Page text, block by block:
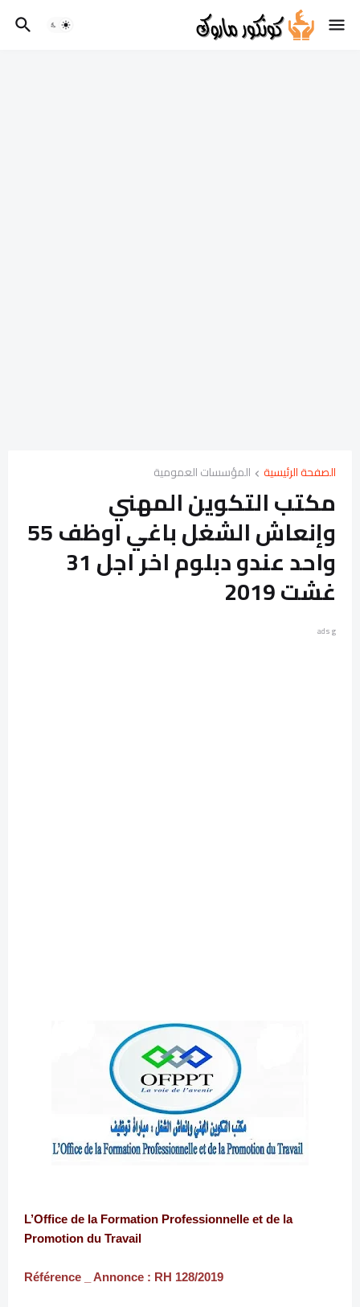
الصفحة الرئيسية المؤسسات العمومية
مكتب التكوين المهني
وإنعاش الشغل باغي اوظف 55
واحد عندو دبلوم اخر اجل 31
غشت 2019
ads g
L’Office de la Formation Professionnelle et de la
Promotion du Travail
Référence _ Annonce : RH 128/2019